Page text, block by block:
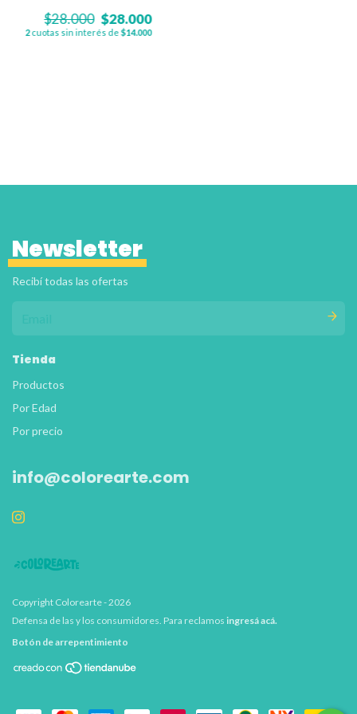
$28.000 $28.000
2cuotas sin interés de$14.000
Newsletter
Recibí todas las ofertas
Tienda
Productos
Por Edad
Por precio
info@colorearte.com
Copyright Colorearte - 2026
Defensa de las y los consumidores. Para reclamos ingresá acá.
Botón de arrepentimiento